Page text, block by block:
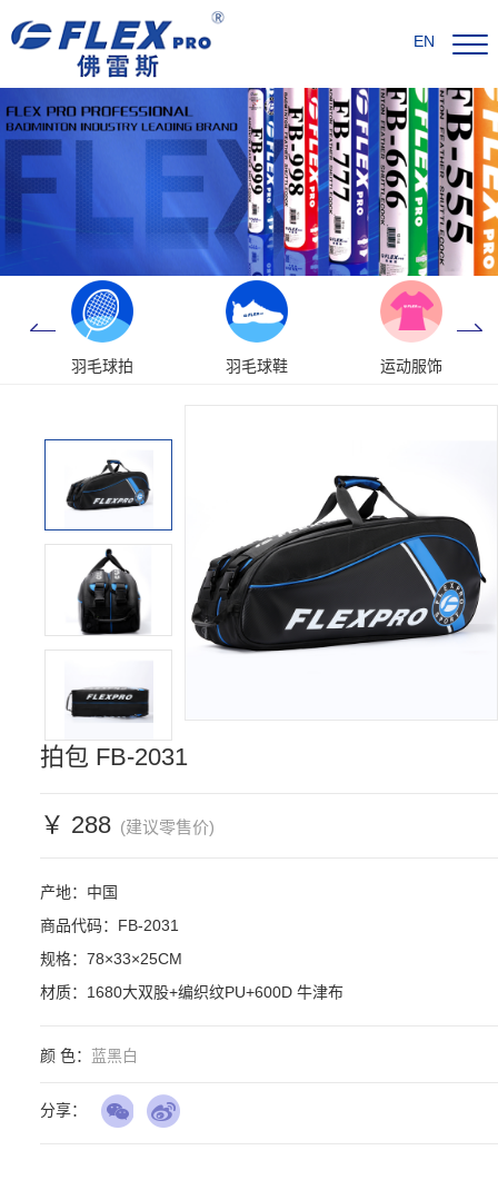
EN
羽毛球拍 羽毛球鞋 运动服饰
拍包 FB-2031
￥ 288(建议零售价)
产地：中国
商品代码：FB-2031
规格：78×33×25CM
材质：1680大双股+编织纹PU+600D 牛津布
颜 色： 蓝黑白
分享：